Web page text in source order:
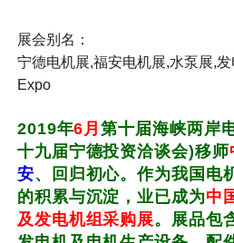
展会别名：
宁德电机展,福安电机展,水泵展,
Expo
2019年6月第十届海峡两岸
十九届宁德投资洽谈会)移师
安、回归初心。作为我国电
的积累与沉淀，业已成为中
及发电机组采购展。展品包